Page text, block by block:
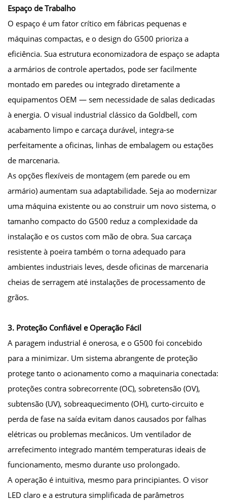
Espaço de Trabalho
O espaço é um fator crítico em fábricas pequenas e
máquinas compactas, e o design do G500 prioriza a
eficiência. Sua estrutura economizadora de espaço se adapta
a armários de controle apertados, pode ser facilmente
montado em paredes ou integrado diretamente a
equipamentos OEM — sem necessidade de salas dedicadas
à energia. O visual industrial clássico da Goldbell, com
acabamento limpo e carcaça durável, integra-se
perfeitamente a oficinas, linhas de embalagem ou estações
de marcenaria.
As opções flexíveis de montagem (em parede ou em
armário) aumentam sua adaptabilidade. Seja ao modernizar
uma máquina existente ou ao construir um novo sistema, o
tamanho compacto do G500 reduz a complexidade da
instalação e os custos com mão de obra. Sua carcaça
resistente à poeira também o torna adequado para
ambientes industriais leves, desde oficinas de marcenaria
cheias de serragem até instalações de processamento de
grãos.
3. Proteção Confiável e Operação Fácil
A paragem industrial é onerosa, e o G500 foi concebido
para a minimizar. Um sistema abrangente de proteção
protege tanto o acionamento como a maquinaria conectada:
proteções contra sobrecorrente (OC), sobretensão (OV),
subtensão (UV), sobreaquecimento (OH), curto-circuito e
perda de fase na saída evitam danos causados por falhas
elétricas ou problemas mecânicos. Um ventilador de
arrefecimento integrado mantém temperaturas ideais de
funcionamento, mesmo durante uso prolongado.
A operação é intuitiva, mesmo para principiantes. O visor
LED claro e a estrutura simplificada de parâmetros